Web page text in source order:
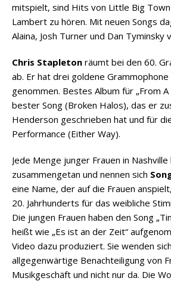
mitspielt, sind Hits von Little Big
Lambert zu hören. Mit neuen Songs
Alaina, Josh Turner und Dan Tyminsky
Chris Stapleton räumt bei den 60.
ab. Er hat drei goldene
genommen. Bestes Album für „From A
bester Song (Broken Halos), das er
Henderson geschrieben hat und für
Performance (Either Way).
Jede Menge junger Frauen in Nashville
zusammengetan und nennen sich
eine Name, der auf die Frauen
20. Jahrhunderts für das weibliche
Die jungen Frauen haben den Song
heißt wie „Es ist an der Zeit“
Video dazu produziert. Sie wenden
allgegenwärtige Benachteiligung von
Musikgeschäft und nicht nur da. Die